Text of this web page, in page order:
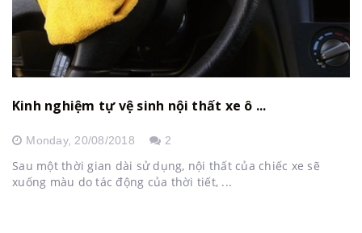
Kinh nghiệm tự vệ sinh nội thất xe ô ...
Monday, 20/08/2018 2
Sau một thời gian dài sử dụng, nội thất của chiếc xe sẽ
xuống màu do tác động của thời tiết, ...